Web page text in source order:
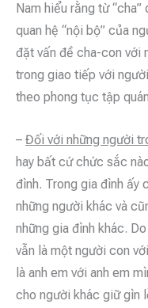
Nam hiểu rằng từ
quan hệ “nội bộ” của
đặt vấn đề cha-con với
trong giao tiếp với
theo phong tục tập
– Đối với những người
hay bất cứ chức sắc
đình. Trong gia đình ấy
những người khác và
những gia đình khác.
vẫn là một người con
là anh em với anh em
cho người khác giữ gìn